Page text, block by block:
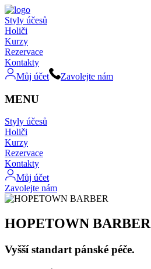
Styly účesů
Holiči
Kurzy
Rezervace
Kontakty
Můj účet
Zavolejte nám
MENU
Styly účesů
Holiči
Kurzy
Rezervace
Kontakty
Můj účet
Zavolejte nám
HOPETOWN BARBER
Vyšší standart pánské péče.